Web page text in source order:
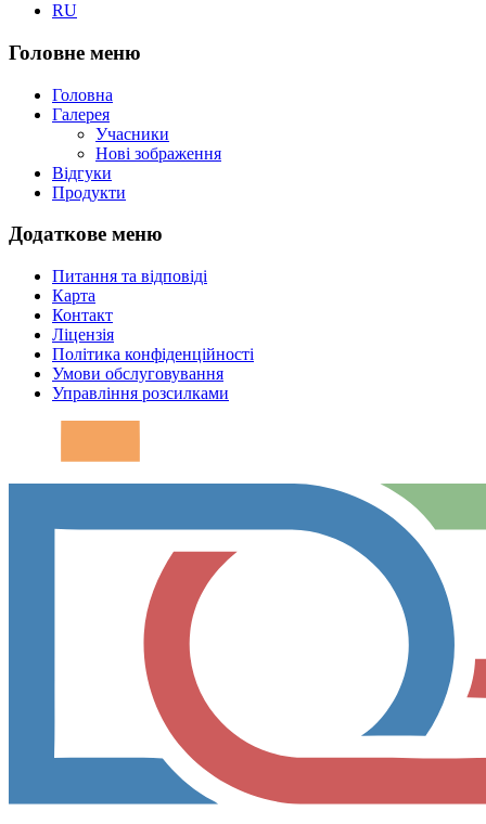
RU
Головне меню
Головна
Галерея
Учасники
Нові зображення
Відгуки
Продукти
Додаткове меню
Питання та відповіді
Карта
Контакт
Ліцензія
Політика конфіденційності
Умови обслуговування
Управління розсилками